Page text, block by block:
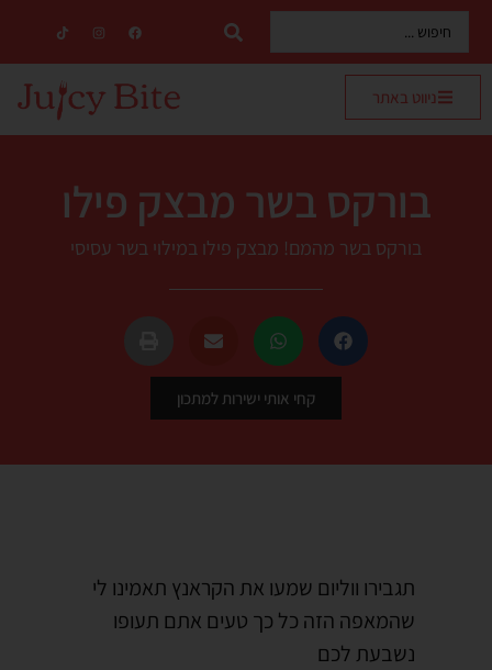
ניווט באתר
בורקס בשר מבצק פילו
בורקס בשר מהמם! מבצק פילו במילוי בשר עסיסי
קחי אותי ישירות למתכון
תגבירו ווליום שמעו את הקראנץ תאמינו לי
שהמאפה הזה כל כך טעים אתם תעופו
נשבעת לכם